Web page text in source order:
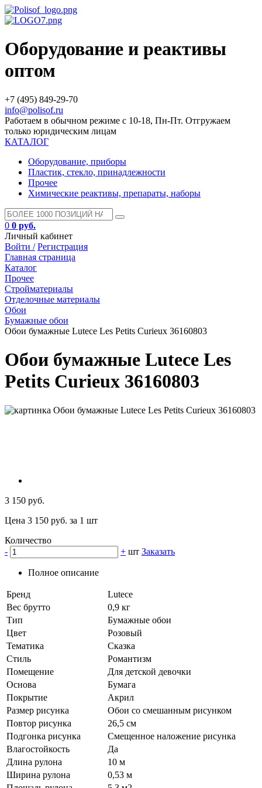
Оборудование и реактивы
оптом
+7 (495) 849-29-70
info@polisof.ru
Работаем в обычном режиме с 10-18, Пн-Пт. Отгружаем
только юридическим лицам
КАТАЛОГ
Оборудование, приборы
Пластик, стекло, принадлежности
Прочее
Химические реактивы, препараты, наборы
0 0 руб.
Личный кабинет
Войти / Регистрация
Главная страница
Каталог
Прочее
Стройматериалы
Отделочные материалы
Обои
Бумажные обои
Обои бумажные Lutece Les Petits Curieux 36160803
Обои бумажные Lutece Les
Petits Curieux 36160803
3 150 руб.
Цена 3 150 руб. за 1 шт
Количество
-
+ шт Заказать
Полное описание
Бренд
Lutece
Вес брутто
0,9 кг
Тип
Бумажные обои
Цвет
Розовый
Тематика
Сказка
Стиль
Романтизм
Помещение
Для детской девочки
Основа
Бумага
Покрытие
Акрил
Размер рисунка
Обои со смешанным рисунком
Повтор рисунка
26,5 см
Подгонка рисунка
Смещенное наложение рисунка
Влагостойкость
Да
Длина рулона
10 м
Ширина рулона
0,53 м